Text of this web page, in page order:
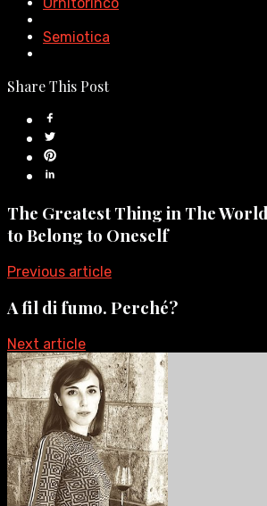
Semiotica
Share This Post
The Greatest Thing in The
to Belong to Oneself
Previous article
A fil di fumo. Perché?
Next article